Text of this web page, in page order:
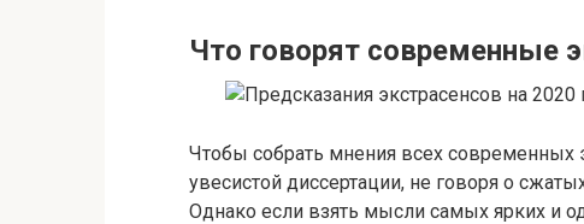
Что говорят современные
Чтобы собрать мнения всех современных
увесистой диссертации, не говоря о
Однако если взять мысли самых ярких и